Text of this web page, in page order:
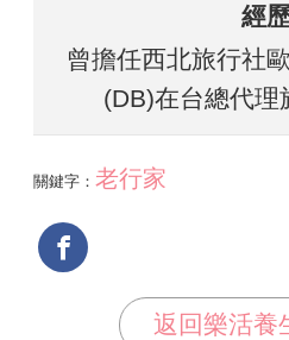
經
曾擔任西北旅行社
(DB)在台總代理
關鍵字： 老行家
返回樂活養